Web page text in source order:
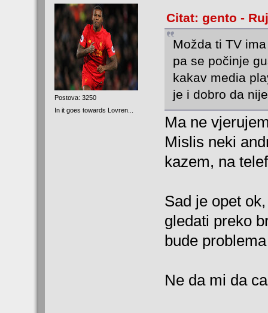
Postova: 3250
In it goes towards Lovren...
Citat: gento -
Možda ti TV
pa se počinje
kakav media
je i dobro da
Ma ne
Mislis neki
kazem, na
Sad je opet
gledati preko
bude
Ne da mi da